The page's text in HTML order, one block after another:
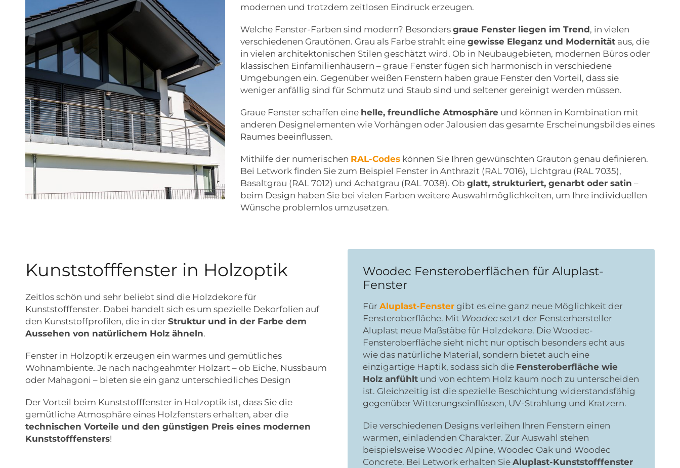
modernen und trotzdem zeitlosen Eindruck erzeugen.
Welche Fenster-Farben sind modern? Besonders graue Fenster liegen im Trend, in vielen
verschiedenen Grautönen. Grau als Farbe strahlt eine gewisse Eleganz und Modernitätaus, die
in vielen architektonischen Stilen geschätzt wird. Ob in Neubaugebieten, modernen Büros oder
klassischen Einfamilienhäusern – graue Fenster fügen sich harmonisch in verschiedene
Umgebungen ein. Gegenüber weißen Fenstern haben graue Fenster den Vorteil, dass sie
weniger anfällig sind für Schmutz und Staub sind und seltener gereinigt werden müssen.
Graue Fenster schaffen eine helle, freundliche Atmosphäreund können in Kombination mit
anderen Designelementen wie Vorhängen oder Jalousien das gesamte Erscheinungsbildes eines
Raumes beeinflussen.
Mithilfe der numerischen RAL-Codeskönnen Sie Ihren gewünschten Grauton genau definieren.
Bei Letwork finden Sie zum Beispiel Fenster in Anthrazit (RAL 7016), Lichtgrau (RAL 7035),
Basaltgrau (RAL 7012) und Achatgrau (RAL 7038). Ob glatt, strukturiert, genarbt oder satin –
beim Design haben Sie bei vielen Farben weitere Auswahlmöglichkeiten, um Ihre individuellen
Wünsche problemlos umzusetzen.
Kunststofffenster in Holzoptik
Zeitlos schön und sehr beliebt sind die Holzdekore für
Kunststofffenster. Dabei handelt sich es um spezielle Dekorfolien auf
den Kunststoffprofilen, die in der Struktur und in der Farbe dem
Aussehen von natürlichem Holz ähneln.
Fenster in Holzoptik erzeugen ein warmes und gemütliches
Wohnambiente. Je nach nachgeahmter Holzart – ob Eiche, Nussbaum
oder Mahagoni – bieten sie ein ganz unterschiedliches Design
Der Vorteil beim Kunststofffenster in Holzoptik ist, dass Sie die
gemütliche Atmosphäre eines Holzfensters erhalten, aber die
technischen Vorteile und den günstigen Preis eines modernen
Kunststofffensters!
Woodec Fensteroberflächen für Aluplast-
Fenster
Für Aluplast-Fenster gibt es eine ganz neue Möglichkeit der
Fensteroberfläche. Mit Woodec setzt der Fensterhersteller
Aluplast neue Maßstäbe für Holzdekore. Die Woodec-
Fensteroberfläche sieht nicht nur optisch besonders echt aus
wie das natürliche Material, sondern bietet auch eine
einzigartige Haptik, sodass sich die Fensteroberfläche wie
Holz anfühlt und von echtem Holz kaum noch zu unterscheiden
ist. Gleichzeitig ist die spezielle Beschichtung widerstandsfähig
gegenüber Witterungseinflüssen, UV-Strahlung und Kratzern.
Die verschiedenen Designs verleihen Ihren Fenstern einen
warmen, einladenden Charakter. Zur Auswahl stehen
beispielsweise Woodec Alpine, Woodec Oak und Woodec
Concrete. Bei Letwork erhalten Sie Aluplast-Kunststofffenster